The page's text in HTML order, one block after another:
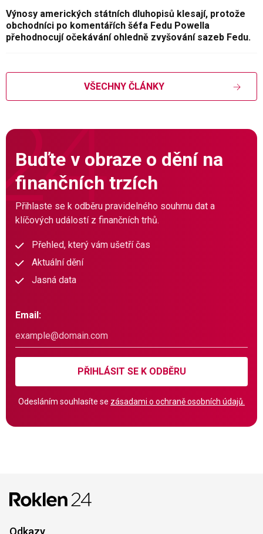
Výnosy amerických státních dluhopisů klesají, protože
obchodníci po komentářích šéfa Fedu Powella
přehodnocují očekávání ohledně zvyšování sazeb Fedu.
VŠECHNY ČLÁNKY
Buďte v obraze o dění na
finančních trzích
Přihlaste se k odběru pravidelného souhrnu dat a
klíčových událostí z finančních trhů.
Přehled, který vám ušetří čas
Aktuální dění
Jasná data
Email:
PŘIHLÁSIT SE K ODBĚRU
Odesláním souhlasíte se zásadami o ochraně osobních údajů.